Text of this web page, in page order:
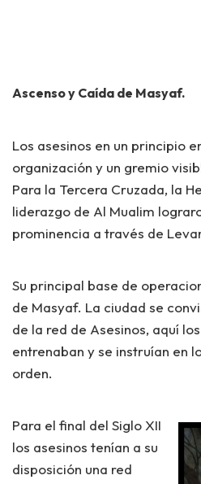
Ascenso y Caída de Masyaf.
Los asesinos en un principio
organización y un gremio
Para la Tercera Cruzada, la
liderazgo de Al Mualim
prominencia a través de
Su principal base de
de Masyaf. La ciudad se
de la red de Asesinos, aquí
entrenaban y se instruían en
orden.
Para el final del Siglo XII
los asesinos tenían a su
disposición una red